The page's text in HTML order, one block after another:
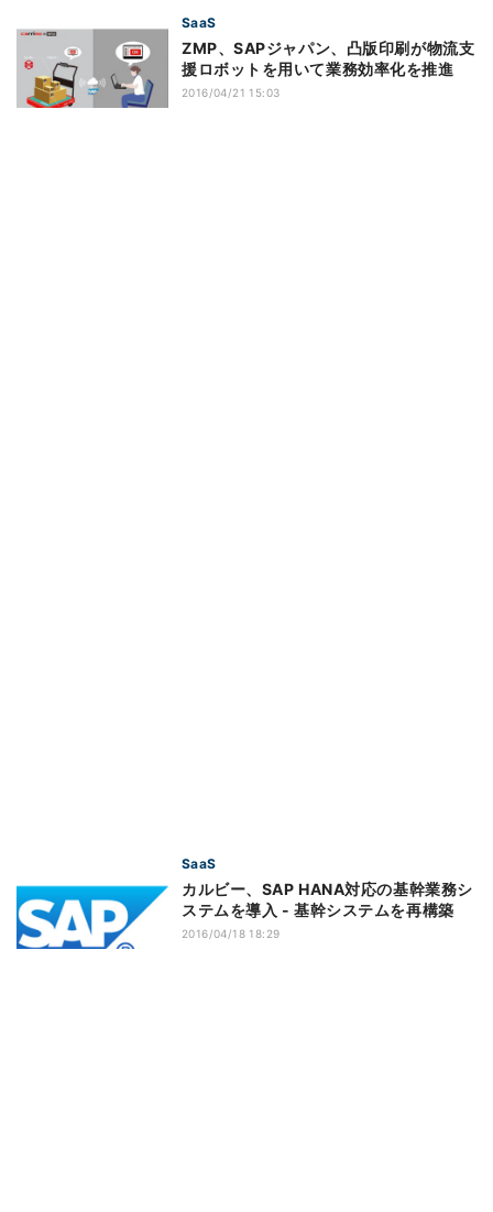
SaaS
ZMP、SAPジャパン、凸版印刷が物流支
援ロボットを用いて業務効率化を推進
2016/04/21 15:03
SaaS
カルビー、SAP HANA対応の基幹業務シ
ステムを導入 - 基幹システムを再構築
2016/04/18 18:29